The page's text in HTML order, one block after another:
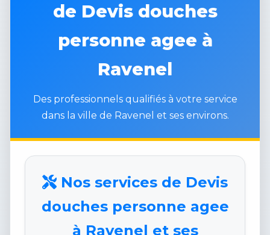
de Devis douches
personne agee à
Ravenel
Des professionnels qualifiés à votre service
dans la ville de Ravenel et ses environs.
Nos services de Devis
douches personne agee
à Ravenel et ses